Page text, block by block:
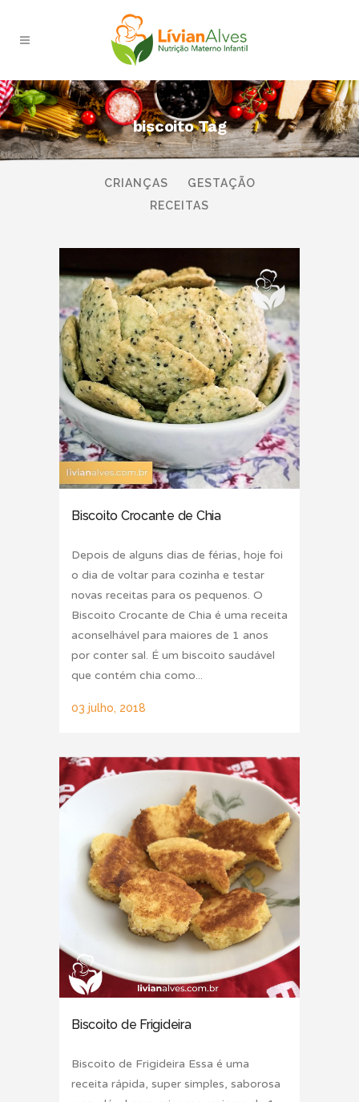
biscoito Tag
TODAS AMAMENTAÇÃO
BEBÊS
CRIANÇAS
GESTAÇÃO
RECEITAS
Biscoito Crocante de Chia
Depois de alguns dias de férias, hoje foi
o dia de voltar para cozinha e testar
novas receitas para os pequenos. O
Biscoito Crocante de Chia é uma receita
aconselhável para maiores de 1 anos
por conter sal. É um biscoito saudável
que contém chia como...
03 julho, 2018
Biscoito de Frigideira
Biscoito de Frigideira Essa é uma
receita rápida, super simples, saborosa